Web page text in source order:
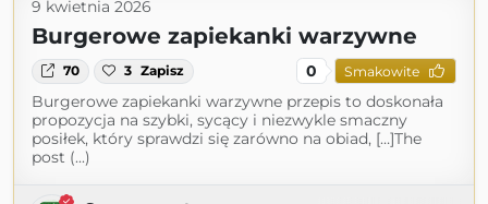
9 kwietnia 2026
Burgerowe zapiekanki warzywne
70 3 Zapisz 0 Smakowite
Burgerowe zapiekanki warzywne przepis to doskonała
propozycja na szybki, sycący i niezwykle smaczny
posiłek, który sprawdzi się zarówno na obiad, […]The
post (...)